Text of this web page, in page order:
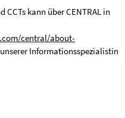
CCTs kann über CENTRAL in
central/about-
Informationsspezialistin